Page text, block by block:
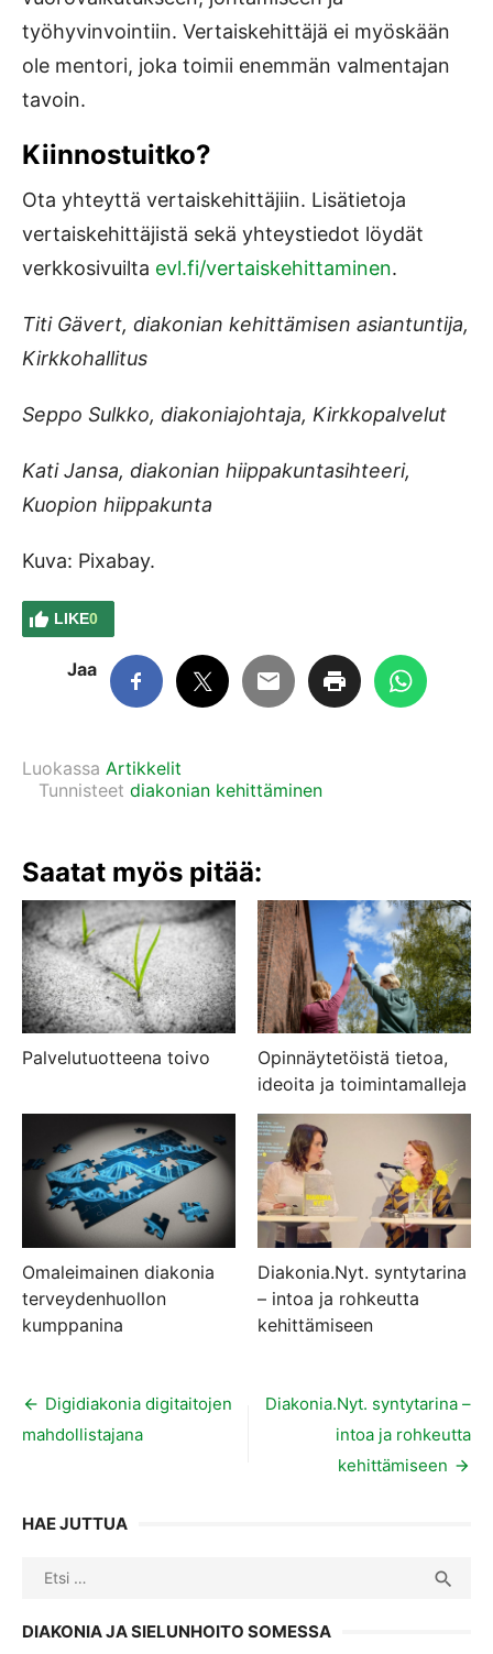
työhyvinvointiin. Vertaiskehittäjä ei myöskään
ole mentori, joka toimii enemmän valmentajan
tavoin.
Kiinnostuitko?
Ota yhteyttä vertaiskehittäjiin. Lisätietoja
vertaiskehittäjistä sekä yhteystiedot löydät
verkkosivuilta evl.fi/vertaiskehittaminen.
Titi Gävert, diakonian kehittämisen asiantuntija,
Kirkkohallitus
Seppo Sulkko, diakoniajohtaja, Kirkkopalvelut
Kati Jansa, diakonian hiippakuntasihteeri,
Kuopion hiippakunta
Kuva: Pixabay.
LIKE0
Jaa
Luokassa Artikkelit
Tunnisteet diakonian kehittäminen
Saatat myös pitää:
Palvelutuotteena toivo
Opinnäytetöistä tietoa,
ideoita ja toimintamalleja
Omaleimainen diakonia
terveydenhuollon
kumppanina
Diakonia.Nyt. syntytarina
– intoa ja rohkeutta
kehittämiseen
Artikkelien
selaus
Digidiakonia digitaitojen
mahdollistajana
Diakonia.Nyt. syntytarina –
intoa ja rohkeutta
kehittämiseen
HAE JUTTUA
Search

DIAKONIA JA SIELUNHOITO SOMESSA